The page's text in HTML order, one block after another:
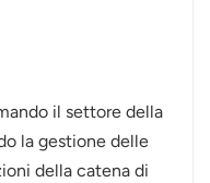
il settore della
la gestione delle
della catena di